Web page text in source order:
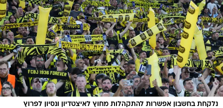
נלקחת בחשבון אפשרות להתקהלות מחוץ לאיצטדיון ונסיון לפרוץ